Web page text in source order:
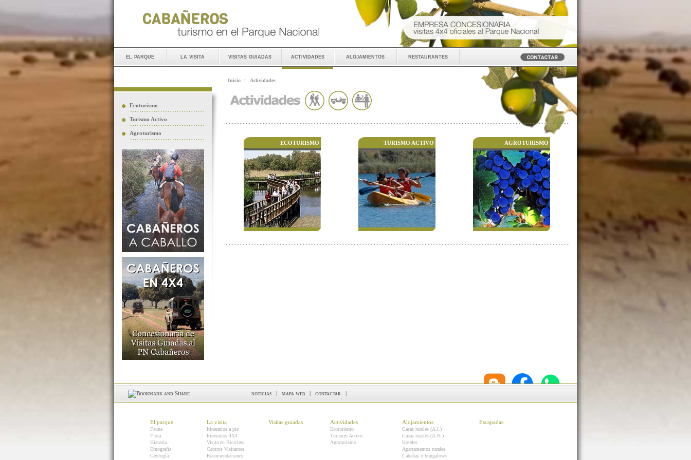
el parque la visita visitas guiadas actividades alojamientos restaurantes
Ecoturismo
Turismo Activo
Agroturismo
Inicio :: Actividades
ECOTURISMO TURISMO ACTIVO AGROTURISMO
noticias | mapa web | contactar |
El parque
Fauna
Flora
Historia
Etnografía
Geología
La visita
Itinerarios a pie
Itinerarios 4X4
Visita en Bicicleta
Centros Visitantes
Recomendaciones
Visitas guiadas Actividades
Ecoturismo
Turismo Activo
Agroturismo
Alojamientos
Casas rurales (A.I.)
Casas rurales (A.H.)
Hoteles
Apartamentos rurales
Cabañas o bungalows
Escapadas